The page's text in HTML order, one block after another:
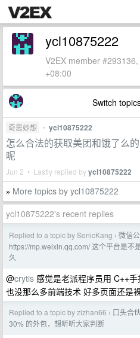
ycl10875222
V2EX member
+08:00
Switch
奇思妙想 • ycl10875222
怎么合法的获取美团和饿了么
呢
Jun 2 • Lastly replied byycl10875222
» More topics by ycl10875222
ycl10875222's recent replies
Replied to a topic by SonicKang › 微信
https://mp.weixin.qq.com/ 这个平台是不
久
@crytis 感觉是老派程序员用 C++
也没那么多前端技术 好多页面还是
Replied to a topic by zizhan66 › 口头合
30% 的外包，想听听大家判断